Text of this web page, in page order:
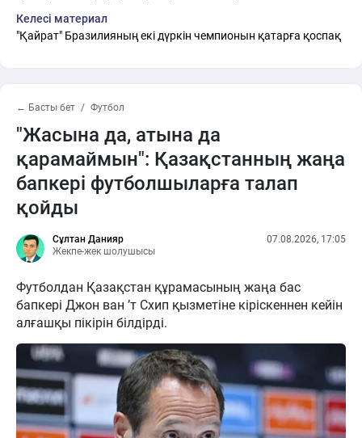
Келесі материал
"Қайрат" Бразилияның екі дүркін чемпионын қатарға қоспақ
← Басты бет Футбол
"Жасына да, атына да
қарамаймын": Қазақстанның жаңа
бапкері футболшыларға талап
қойды
Сұлтан Данияр
Жекпе-жек шолушысы
07.08.2026, 17:05
Футболдан Қазақстан құрамасының жаңа бас
бапкері Джон ван ’т Схип қызметіне кіріскеннен кейін
алғашқы пікірін білдірді.